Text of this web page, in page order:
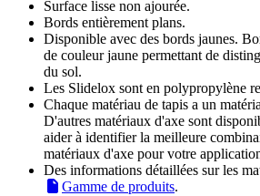
Surface lisse non ajourée.
Bords entièrement plans.
Disponible avec des bords jaunes.
de couleur jaune permettant de
du sol.
Les Slidelox sont en polypropylène
Chaque matériau de tapis a un
D'autres matériaux d'axe sont
aider à identifier la meilleure
matériaux d'axe pour votre
Des informations détaillées sur les
Gamme de produits.